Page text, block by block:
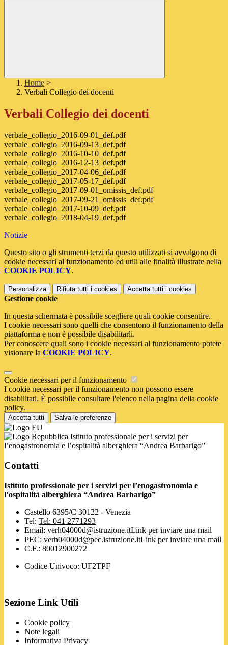
Home >
Verbali Collegio dei docenti
Verbali Collegio dei docenti
verbale_collegio_2016-09-01_def.pdf
verbale_collegio_2016-09-13_def.pdf
verbale_collegio_2016-10-10_def.pdf
verbale_collegio_2016-12-13_def.pdf
verbale_collegio_2017-04-06_def.pdf
verbale_collegio_2017-05-17_def.pdf
verbale_collegio_2017-09-01_omissis_def.pdf
verbale_collegio_2017-09-21_omissis_def.pdf
verbale_collegio_2017-10-09_def.pdf
verbale_collegio_2018-04-19_def.pdf
Notizie
Questo sito o gli strumenti terzi da questo utilizzati si avvalgono di
cookie necessari al funzionamento ed utili alle finalità illustrate nella
COOKIE POLICY.
Personalizza Rifiuta tutti i cookies Accetta tutti i cookies
Gestione cookie
In questa schermata è possibile scegliere quali cookie consentire.
I cookie necessari sono quelli che consentono il funzionamento della
piattaforma e non è possibile disabilitarli.
Per conoscere quali sono i cookie necessari al funzionamento potete
visionare la COOKIE POLICY.
Cookie necessari per il funzionamento
I cookie necessari per il funzionamento non possono essere
disabilitati. È possibile consultare l'elenco nella pagina della cookie
policy.
Accetta tutti Salva le preferenze
Istituto professionale per i servizi per
l’enogastronomia e l’ospitalità alberghiera “Andrea Barbarigo”
Contatti
Istituto professionale per i servizi per l’enogastronomia e
l’ospitalità alberghiera “Andrea Barbarigo”
Castello 6395/C 30122 - Venezia
Tel: Tel: 041 2771293
Email: verh04000d@istruzione.itLink per inviare una mail
PEC: verh04000d@pec.istruzione.itLink per inviare una mail
C.F.: 80012900272
Codice Univoco: UF2TPF
Sezione Link Utili
Cookie policy
Note legali
Informativa Privacy